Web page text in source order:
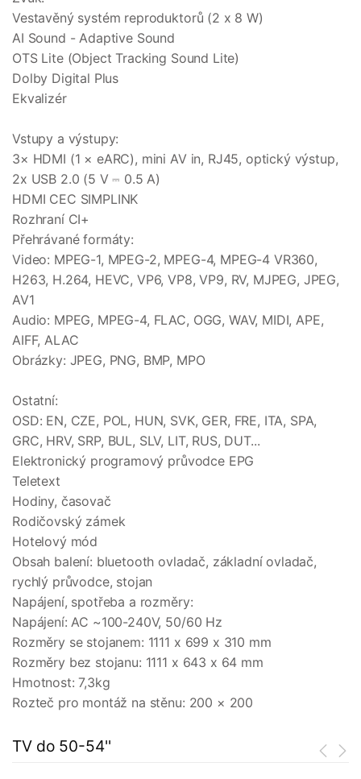
Vestavěný systém reproduktorů (2 x 8 W)
AI Sound - Adaptive Sound
OTS Lite (Object Tracking Sound Lite)
Dolby Digital Plus
Ekvalizér
Vstupy a výstupy:
3× HDMI (1 × eARC), mini AV in, RJ45, optický výstup,
2x USB 2.0 (5 V ⎓ 0.5 A)
HDMI CEC SIMPLINK
Rozhraní CI+
Přehrávané formáty:
Video: MPEG-1, MPEG-2, MPEG-4, MPEG-4 VR360,
H263, H.264, HEVC, VP6, VP8, VP9, RV, MJPEG, JPEG,
AV1
Audio: MPEG, MPEG-4, FLAC, OGG, WAV, MIDI, APE,
AIFF, ALAC
Obrázky: JPEG, PNG, BMP, MPO
Ostatní:
OSD: EN, CZE, POL, HUN, SVK, GER, FRE, ITA, SPA,
GRC, HRV, SRP, BUL, SLV, LIT, RUS, DUT...
Elektronický programový průvodce EPG
Teletext
Hodiny, časovač
Rodičovský zámek
Hotelový mód
Obsah balení: bluetooth ovladač, základní ovladač,
rychlý průvodce, stojan
Napájení, spotřeba a rozměry:
Napájení: AC ~100-240V, 50/60 Hz
Rozměry se stojanem: 1111 x 699 x 310 mm
Rozměry bez stojanu: 1111 x 643 x 64 mm
Hmotnost: 7,3kg
Rozteč pro montáž na stěnu: 200 × 200
TV do 50-54''